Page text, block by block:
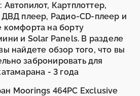
Картплоттер,
плеер, Радио-CD-плеер и
комфорта на борту
и Solar Panels. В разделе
найдете обзор того, что вы
забронировать для
- 3 года
Moorings 464PC Exclusive